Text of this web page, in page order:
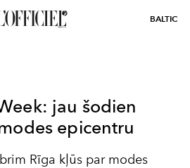
BALTIC
jau šodien
epicentru
Rīga kļūs par modes